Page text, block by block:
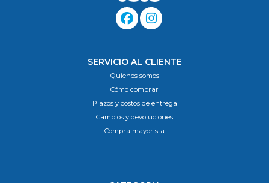
SERVICIO AL CLIENTE
Quienes somos
Cómo comprar
Plazos y costos de entrega
Cambios y devoluciones
Compra mayorista